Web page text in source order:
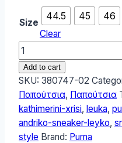
Size
44.5 45 46
Clear
Puma
Rebound
Joy
Low
Ανδρικό
Sneaker
Λευκό
Add to cart
SKU: 380747-02
Παπούτσια, Παπούτσια
kathimerini-xrisi, leuka,
andriko-sneaker-leyko,
style Brand: Puma